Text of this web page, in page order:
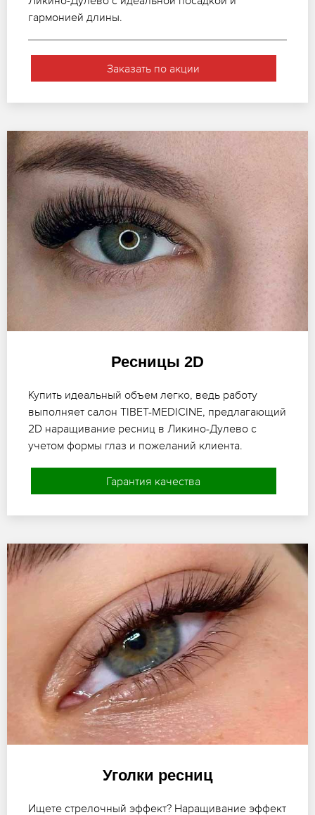
гармонией длины.
Заказать по акции
Ресницы 2D
Купить идеальный объем легко, ведь работу
выполняет салон TIBET-MEDICINE, предлагающий
2D наращивание ресниц в Ликино-Дулево с
учетом формы глаз и пожеланий клиента.
Гарантия качества
Уголки ресниц
Ищете стрелочный эффект? Наращивание эффект